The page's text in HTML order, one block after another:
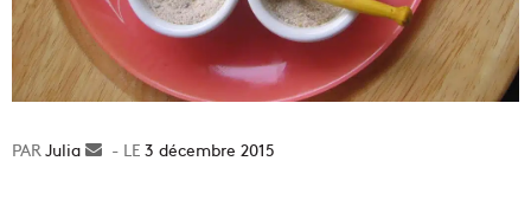
Julia
Envoyer3 décembre 2015